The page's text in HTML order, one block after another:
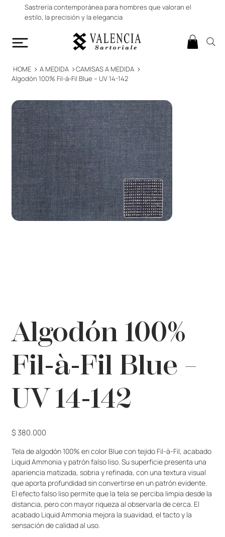
Sastrería contemporánea para hombres que valoran el
estilo, la precisión y la elegancia
HOME > A MEDIDA >CAMISAS A MEDIDA >
Algodón 100% Fil-à-Fil Blue – UV 14-142
Algodón 100%
Fil-à-Fil Blue –
UV 14-142
Precio
$ 380.000
Tela de algodón 100% en color Blue con tejido Fil-à-Fil, acabado
Liquid Ammonia y patrón falso liso. Su superficie presenta una
apariencia matizada, sobria y refinada, con una textura visual
que aporta profundidad sin convertirse en un patrón evidente.
El efecto falso liso permite que la tela se perciba limpia desde la
distancia, pero con mayor riqueza al observarla de cerca. El
acabado Liquid Ammonia mejora la suavidad, el tacto y la
sensación de calidad al uso.